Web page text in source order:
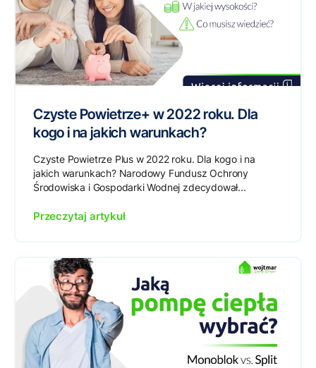
Czyste Powietrze+ w 2022 roku. Dla
kogo i na jakich warunkach?
Czyste Powietrze Plus w 2022 roku. Dla kogo i na
jakich warunkach? Narodowy Fundusz Ochrony
Środowiska i Gospodarki Wodnej zdecydował...
Przeczytaj artykuł